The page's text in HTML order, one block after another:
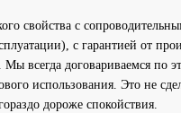
свойства с
с гарантией от
всегда договариваемся по
использования. Это не
дороже спокойствия.